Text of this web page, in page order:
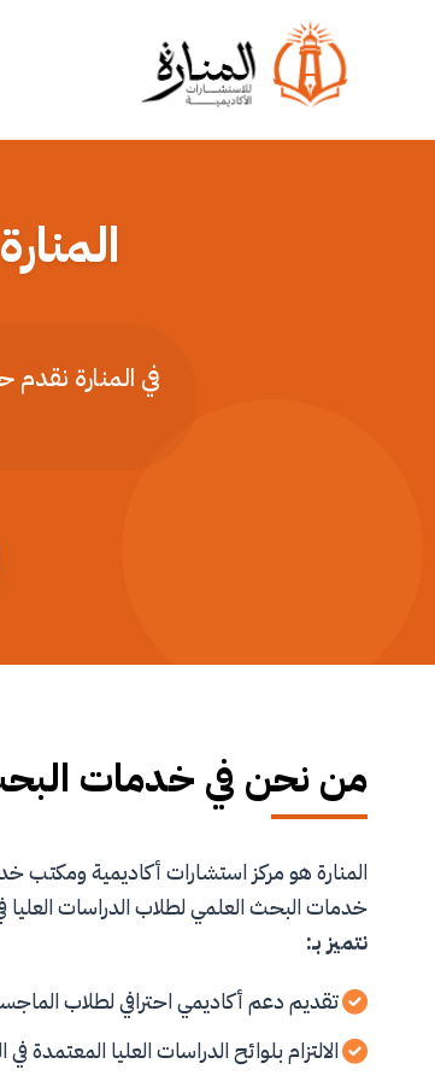
في المنارة
من نحن في خدمات
المنارة هو مركز استشارات أكاديمية
خدمات البحث العلمي لطلاب الدراسات العليا
نتميز بـ:
تقديم دعم أكاديمي احترافي لطلاب
الالتزام بلوائح الدراسات العليا المعتمدة